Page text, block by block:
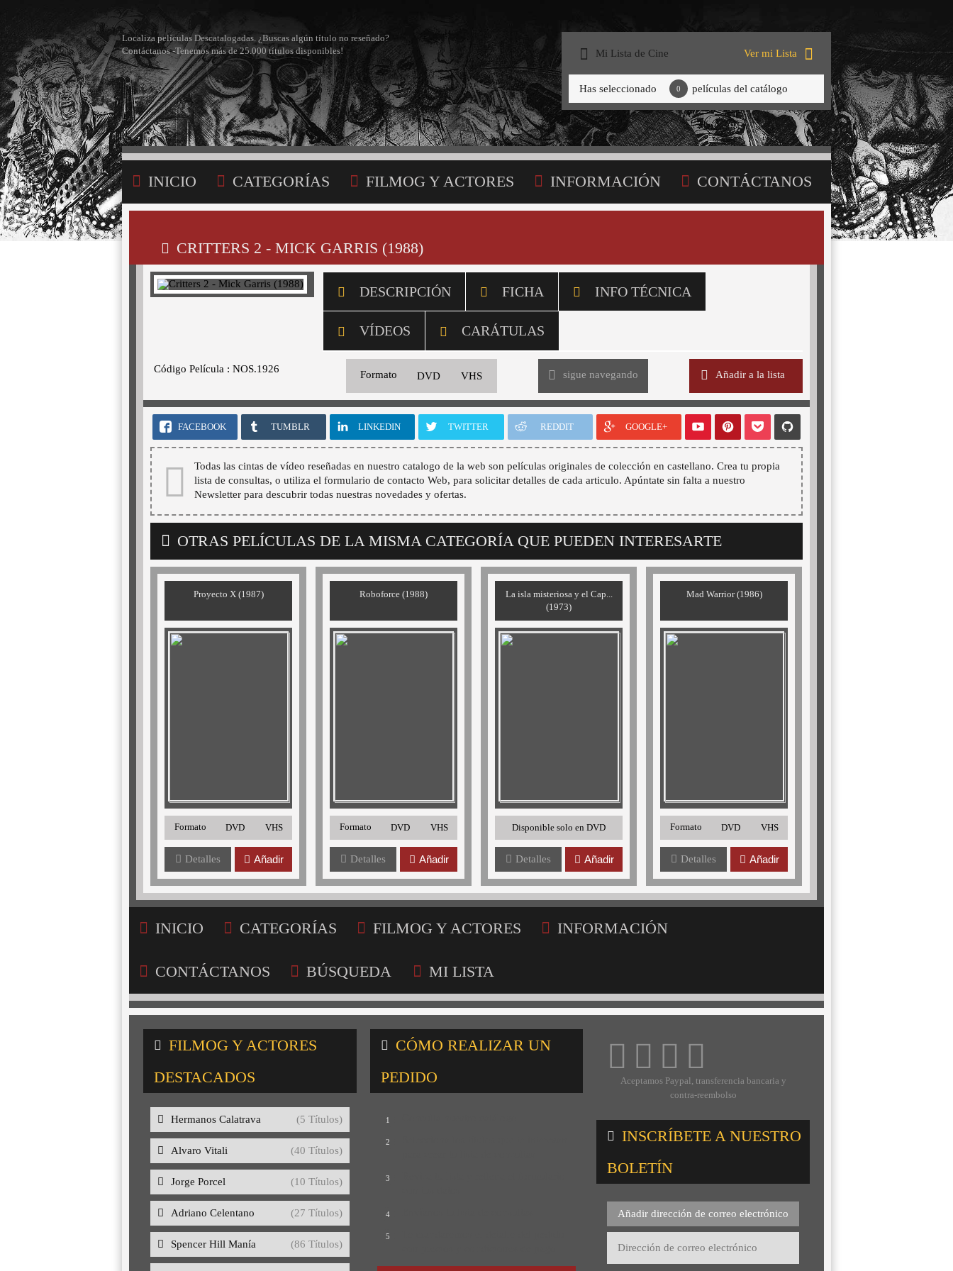
Localiza películas Descatalogadas. ¿Buscas algún título no reseñado?
Contáctanos -Tenemos más de 25.000 títulos disponibles!
Mi Lista de Cine Ver mi Lista
Has seleccionado 0 películas del catálogo
INICIO CATEGORÍAS FILMOG Y ACTORES INFORMACIÓN CONTÁCTANOS
CRITTERS 2 - MICK GARRIS (1988)
DESCRIPCIÓN FICHA INFO TÉCNICA
VÍDEOS CARÁTULAS
Código Película : NOS.1926
Formato DVD VHS sigue navegando Añadir a la lista
FACEBOOK TUMBLR LINKEDIN TWITTER REDDIT GOOGLE+
Todas las cintas de vídeo reseñadas en nuestro catalogo de la web son películas originales de colección en castellano. Crea tu propia
lista de consultas, o utiliza el formulario de contacto Web, para solicitar detalles de cada articulo. Apúntate sin falta a nuestro
Newsletter para descubrir todas nuestras novedades y ofertas.
OTRAS PELÍCULAS DE LA MISMA CATEGORÍA QUE PUEDEN INTERESARTE
Proyecto X (1987)
Formato DVD VHS
Detalles Añadir
Roboforce (1988)
Formato DVD VHS
Detalles Añadir
La isla misteriosa y el Cap...
(1973)
Disponible solo en DVD
Detalles Añadir
Mad Warrior (1986)
Formato DVD VHS
Detalles Añadir
INICIO CATEGORÍAS FILMOG Y ACTORES INFORMACIÓN
CONTÁCTANOS BÚSQUEDA MI LISTA
FILMOG Y ACTORES
DESTACADOS
Hermanos Calatrava (5 Títulos)
Alvaro Vitali (40 Títulos)
Jorge Porcel (10 Títulos)
Adriano Celentano (27 Títulos)
Spencer Hill Manía (86 Títulos)
CÓMO REALIZAR UN
PEDIDO
1
2
3
4
5
Aceptamos Paypal, transferencia bancaria y
contra-reembolso
INSCRÍBETE A NUESTRO
BOLETÍN
Añadir dirección de correo electrónico